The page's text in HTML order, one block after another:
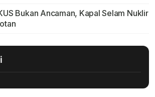
Bukan Ancaman, Kapal Selam Nuklir